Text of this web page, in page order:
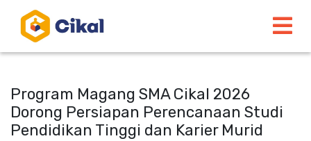
Program Magang SMA Cikal 2026
Dorong Persiapan Perencanaan Studi
Pendidikan Tinggi dan Karier Murid